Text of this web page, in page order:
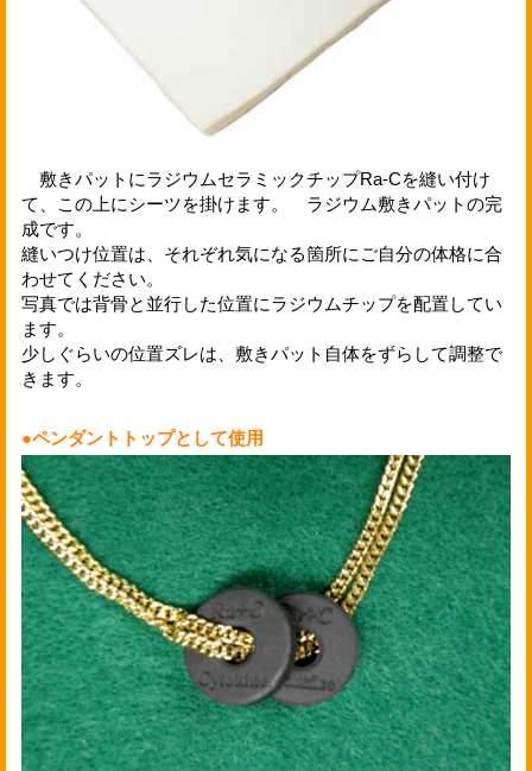
敷きパットにラジウムセラミックチップRa-Cを縫い付け
て、この上にシーツを掛けます。 ラジウム敷きパットの完
成です。
縫いつけ位置は、それぞれ気になる箇所にご自分の体格に合
わせてください。
写真では背骨と並行した位置にラジウムチップを配置してい
ます。
少しぐらいの位置ズレは、敷きパット自体をずらして調整で
きます。
●ペンダントトップとして使用